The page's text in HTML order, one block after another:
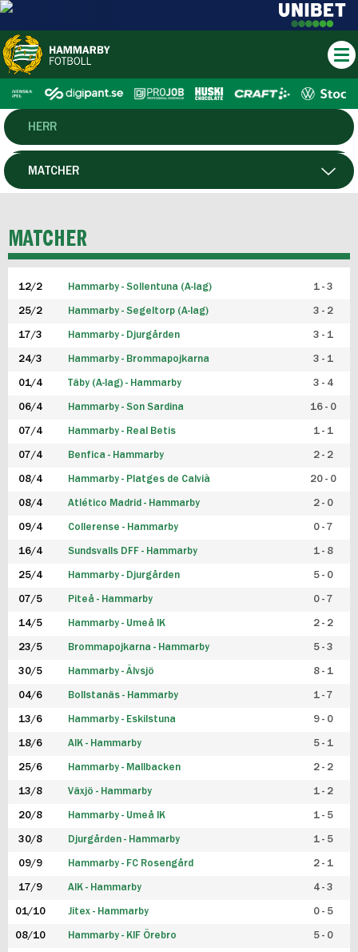
HERR
DAM
P19
F19
FUTSAL HERR
FUTSAL DAM
MATCHER
MATCHER
12/2 Hammarby - Sollentuna (A-lag) 1 - 3
25/2 Hammarby - Segeltorp (A-lag) 3 - 2
17/3 Hammarby - Djurgården 3 - 1
24/3 Hammarby - Brommapojkarna 3 - 1
01/4 Täby (A-lag) - Hammarby 3 - 4
06/4 Hammarby - Son Sardina 16 - 0
07/4 Hammarby - Real Betis 1 - 1
07/4 Benfica - Hammarby 2 - 2
08/4 Hammarby - Platges de Calvià 20 - 0
08/4 Atlético Madrid - Hammarby 2 - 0
09/4 Collerense - Hammarby 0 - 7
16/4 Sundsvalls DFF - Hammarby 1 - 8
25/4 Hammarby - Djurgården 5 - 0
07/5 Piteå - Hammarby 0 - 7
14/5 Hammarby - Umeå IK 2 - 2
23/5 Brommapojkarna - Hammarby 5 - 3
30/5 Hammarby - Älvsjö 8 - 1
04/6 Bollstanäs - Hammarby 1 - 7
13/6 Hammarby - Eskilstuna 9 - 0
18/6 AIK - Hammarby 5 - 1
25/6 Hammarby - Mallbacken 2 - 2
13/8 Växjö - Hammarby 1 - 2
20/8 Hammarby - Umeå IK 1 - 5
30/8 Djurgården - Hammarby 1 - 5
09/9 Hammarby - FC Rosengård 2 - 1
17/9 AIK - Hammarby 4 - 3
01/10 Jitex - Hammarby 0 - 5
08/10 Hammarby - KIF Örebro 5 - 0